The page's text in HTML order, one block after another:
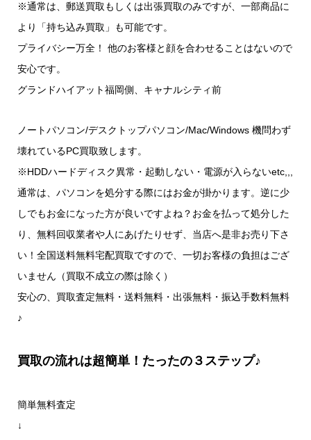
※通常は、郵送買取もしくは出張買取のみですが、一部商品に
より「持ち込み買取」も可能です。
プライバシー万全！ 他のお客様と顔を合わせることはないので
安心です。
グランドハイアット福岡側、キャナルシティ前
ノートパソコン/デスクトップパソコン/Mac/Windows 機問わず
壊れているPC買取致します。
※HDDハードディスク異常・起動しない・電源が入らないetc,,,
通常は、パソコンを処分する際にはお金が掛かります。逆に少
しでもお金になった方が良いですよね？お金を払って処分した
り、無料回収業者や人にあげたりせず、当店へ是非お売り下さ
い！全国送料無料宅配買取ですので、一切お客様の負担はござ
いません（買取不成立の際は除く）
安心の、買取査定無料・送料無料・出張無料・振込手数料無料
♪
買取の流れは超簡単！たったの３ステップ♪
簡単無料査定
↓